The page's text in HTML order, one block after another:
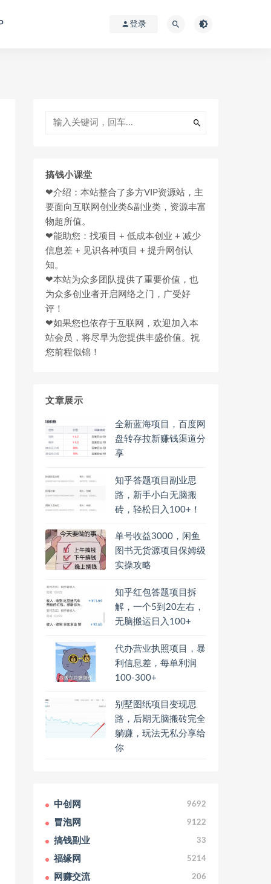
登录
搞钱小课堂
❤介绍：本站整合了多方VIP资源站，主
要面向互联网创业类&副业类，资源丰富
物超所值。
❤能助您：找项目 + 低成本创业 + 减少
信息差 + 见识各种项目 + 提升网创认
知。
❤本站为众多团队提供了重要价值，也
为众多创业者开启网络之门，广受好
评！
❤如果您也依存于互联网，欢迎加入本
站会员，将尽早为您提供丰盛价值。祝
您前程似锦！
文章展示
全新蓝海项目，百度网
盘转存拉新赚钱渠道分
享
知乎答题项目副业思
路，新手小白无脑搬
砖，轻松日入100+！
单号收益3000，闲鱼
图书无货源项目保姆级
实操攻略
知乎红包答题项目拆
解，一个5到20左右，
无脑搬运日入100+
代办营业执照项目，暴
利信息差，每单利润
100-300+
别墅图纸项目变现思
路，后期无脑搬砖完全
躺赚，玩法无私分享给
你
中创网 9692
冒泡网 9122
搞钱副业 33
福缘网 5214
网赚交流 206